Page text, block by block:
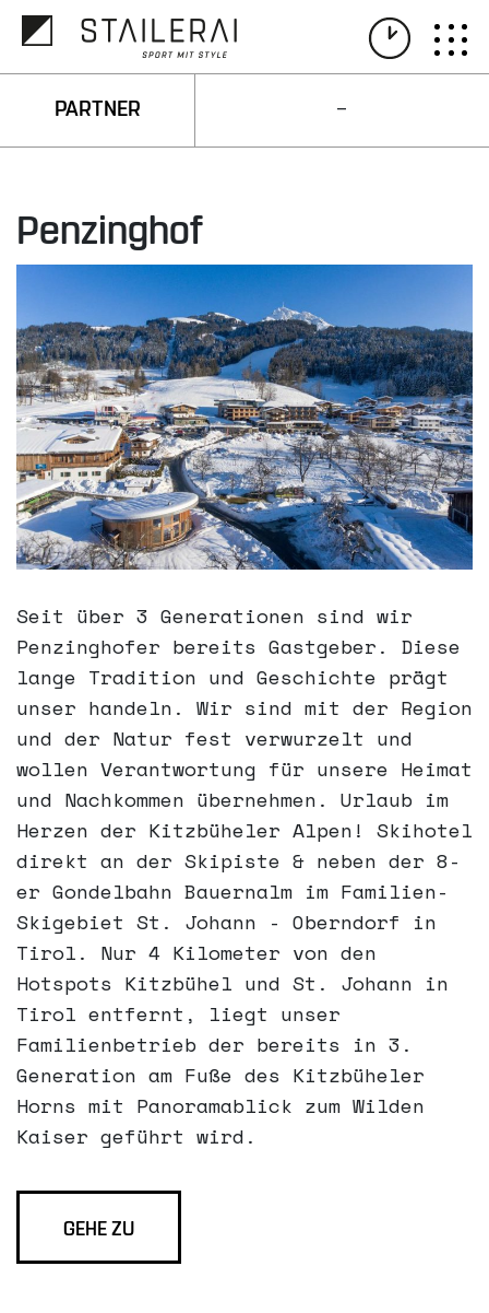
PARTNER
Penzinghof
Seit über 3 Generationen sind wir
Penzinghofer bereits Gastgeber. Diese
lange Tradition und Geschichte prägt
unser handeln. Wir sind mit der Region
und der Natur fest verwurzelt und
wollen Verantwortung für unsere Heimat
und Nachkommen übernehmen. Urlaub im
Herzen der Kitzbüheler Alpen! Skihotel
direkt an der Skipiste & neben der 8-
er Gondelbahn Bauernalm im Familien-
Skigebiet St. Johann - Oberndorf in
Tirol. Nur 4 Kilometer von den
Hotspots Kitzbühel und St. Johann in
Tirol entfernt, liegt unser
Familienbetrieb der bereits in 3.
Generation am Fuße des Kitzbüheler
Horns mit Panoramablick zum Wilden
Kaiser geführt wird.
GEHE ZU